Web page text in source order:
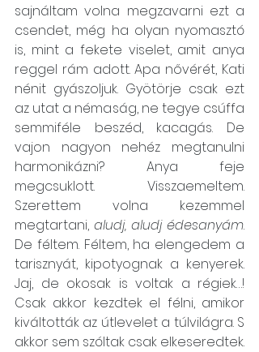
sajnáltam volna megzavarni ezt a
csendet, még ha olyan nyomasztó
is, mint a fekete viselet, amit anya
reggel rám adott. Apa nővérét, Kati
nénit gyászoljuk. Gyötörje csak ezt
az utat a némaság, ne tegye csúffa
semmiféle beszéd, kacagás. De
vajon nagyon nehéz megtanulni
harmonikázni? Anya feje
megcsuklott. Visszaemeltem.
Szerettem volna kezemmel
megtartani, aludj, aludj édesanyám.
De féltem. Féltem, ha elengedem a
tarisznyát, kipotyognak a kenyerek.
Jaj, de okosak is voltak a régiek…!
Csak akkor kezdtek el félni, amikor
kiváltották az útlevelet a túlvilágra. S
akkor sem szóltak csak elkeseredtek.